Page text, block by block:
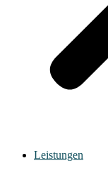
Leistungen